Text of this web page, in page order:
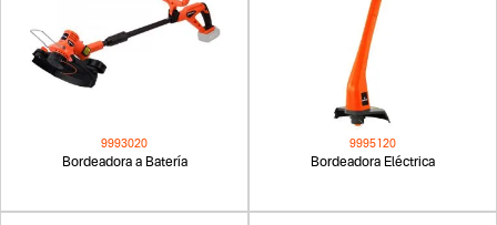
Bordeadora a Batería
9993020
Bordeadora Eléctrica
9995120